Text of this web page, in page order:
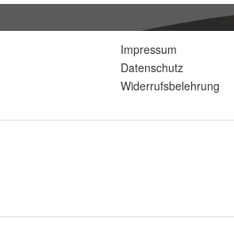
Impressum
Datenschutz
Widerrufsbelehrung